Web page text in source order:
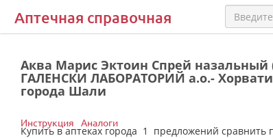
Аптечная справочная
Аква Марис Эктоин Спрей
ГАЛЕНСКИ ЛАБОРАТОРИЙ а.о.-
города Шали
Купить в аптеках города 1 предложений сравнить
Инструкция Аналоги